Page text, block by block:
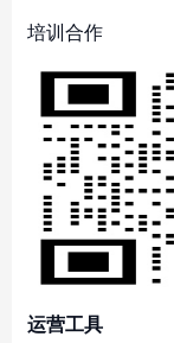
培训合作
运营工具